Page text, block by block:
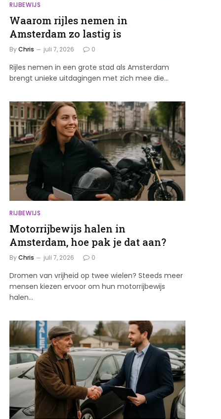
RIJBEWIJS
Waarom rijles nemen in
Amsterdam zo lastig is
ByChris juli 7, 2026 0
Rijles nemen in een grote stad als Amsterdam
brengt unieke uitdagingen met zich mee die…
RIJBEWIJS
Motorrijbewijs halen in
Amsterdam, hoe pak je dat aan?
ByChris juli 7, 2026 0
Dromen van vrijheid op twee wielen? Steeds meer
mensen kiezen ervoor om hun motorrijbewijs
halen…